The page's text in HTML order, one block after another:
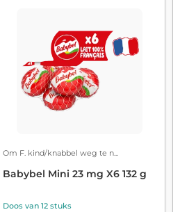
Om F. kind/knabbel weg te n...
Babybel Mini 23 mg X6 132 g
Doos van 12 stuks